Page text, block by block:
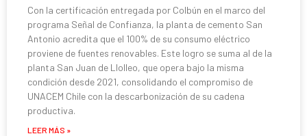
Con la certificación entregada por Colbún en el marco del
programa Señal de Confianza, la planta de cemento San
Antonio acredita que el 100% de su consumo eléctrico
proviene de fuentes renovables. Este logro se suma al de la
planta San Juan de Llolleo, que opera bajo la misma
condición desde 2021, consolidando el compromiso de
UNACEM Chile con la descarbonización de su cadena
productiva.
LEER MÁS »